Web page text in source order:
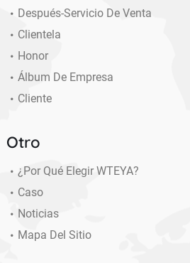
Después-Servicio De Venta
Clientela
Honor
Álbum De Empresa
Cliente
Otro
¿Por Qué Elegir WTEYA?
Caso
Noticias
Mapa Del Sitio